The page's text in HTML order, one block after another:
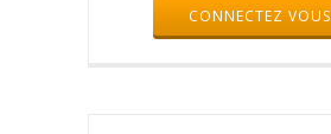
CONNECTEZ VOUS